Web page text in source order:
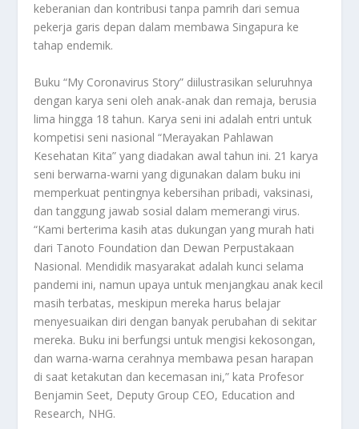
keberanian dan kontribusi tanpa pamrih dari semua
pekerja garis depan dalam membawa Singapura ke
tahap endemik.
Buku “My Coronavirus Story” diilustrasikan seluruhnya
dengan karya seni oleh anak-anak dan remaja, berusia
lima hingga 18 tahun. Karya seni ini adalah entri untuk
kompetisi seni nasional “Merayakan Pahlawan
Kesehatan Kita” yang diadakan awal tahun ini. 21 karya
seni berwarna-warni yang digunakan dalam buku ini
memperkuat pentingnya kebersihan pribadi, vaksinasi,
dan tanggung jawab sosial dalam memerangi virus.
“Kami berterima kasih atas dukungan yang murah hati
dari Tanoto Foundation dan Dewan Perpustakaan
Nasional. Mendidik masyarakat adalah kunci selama
pandemi ini, namun upaya untuk menjangkau anak kecil
masih terbatas, meskipun mereka harus belajar
menyesuaikan diri dengan banyak perubahan di sekitar
mereka. Buku ini berfungsi untuk mengisi kekosongan,
dan warna-warna cerahnya membawa pesan harapan
di saat ketakutan dan kecemasan ini,” kata Profesor
Benjamin Seet, Deputy Group CEO, Education and
Research, NHG.